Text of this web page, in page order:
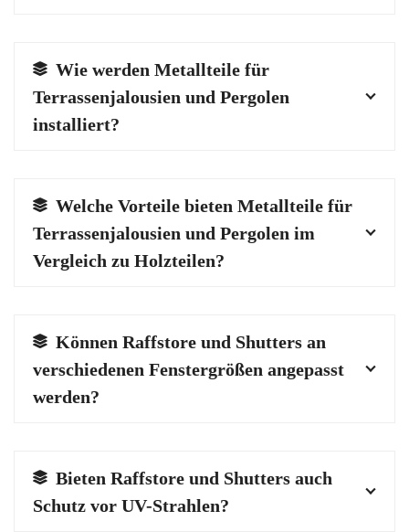
Wie werden Metallteile für
Terrassenjalousien und Pergolen
installiert?
Welche Vorteile bieten Metallteile für
Terrassenjalousien und Pergolen im
Vergleich zu Holzteilen?
Können Raffstore und Shutters an
verschiedenen Fenstergrößen angepasst
werden?
Bieten Raffstore und Shutters auch
Schutz vor UV-Strahlen?